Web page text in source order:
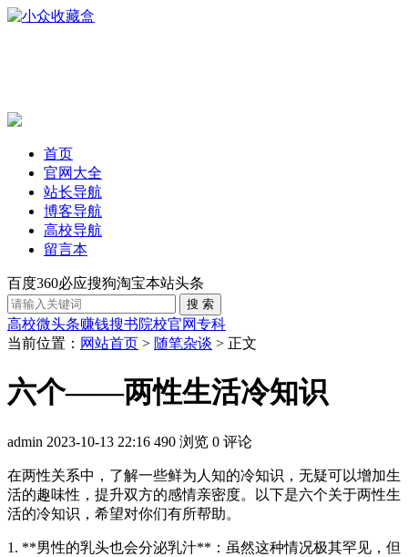
首页
官网大全
站长导航
博客导航
高校导航
留言本
百度360必应搜狗淘宝本站头条
高校微头条赚钱搜书院校官网专科
当前位置： 网站首页 > 随笔杂谈 > 正文
六个——两性生活冷知识
admin 2023-10-13 22:16 490 浏览 0 评论
在两性关系中，了解一些鲜为人知的冷知识，无疑可以增加生
活的趣味性，提升双方的感情亲密度。以下是六个关于两性生
活的冷知识，希望对你们有所帮助。
1. **男性的乳头也会分泌乳汁**：虽然这种情况极其罕见，但